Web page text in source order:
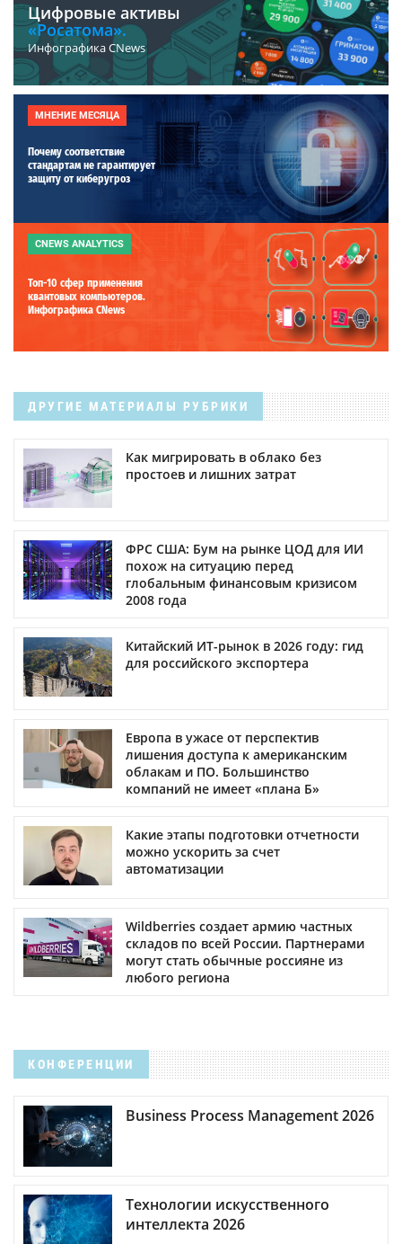
Цифровые активы
«Росатома».
Инфографика CNews
МНЕНИЕ МЕСЯЦА
Почему соответствие
стандартам не гарантирует
защиту от киберугроз
CNEWS ANALYTICS
Топ-10 сфер применения
квантовых компьютеров.
Инфографика CNews
ДРУГИЕ МАТЕРИАЛЫ РУБРИКИ
Как мигрировать в облако без
простоев и лишних затрат
ФРС США: Бум на рынке ЦОД для ИИ
похож на ситуацию перед
глобальным финансовым кризисом
2008 года
Китайский ИТ-рынок в 2026 году: гид
для российского экспортера
Европа в ужасе от перспектив
лишения доступа к американским
облакам и ПО. Большинство
компаний не имеет «плана Б»
Какие этапы подготовки отчетности
можно ускорить за счет
автоматизации
Wildberries создает армию частных
складов по всей России. Партнерами
могут стать обычные россияне из
любого региона
КОНФЕРЕНЦИИ
Business Process Management 2026
Технологии искусственного
интеллекта 2026